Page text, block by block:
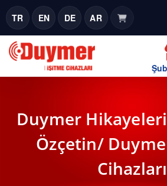
TR EN DE AR
Duymer
Özçetin/
Cihazları